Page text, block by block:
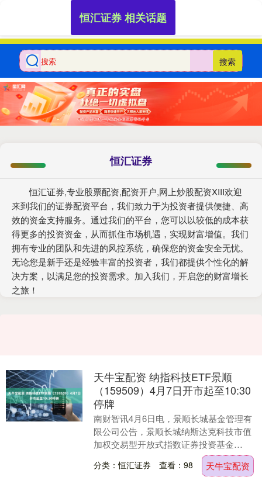
搜索
恒汇证券
恒汇证券,专业股票配资,配资开户,网上炒股配资XIII‌欢迎
来到我们的证券配资平台，我们致力于为投资者提供便捷、高
效的资金支持服务。通过我们的平台，您可以以较低的成本获
得更多的投资资金，从而抓住市场机遇，实现财富增值。我们
拥有专业的团队和先进的风控系统，确保您的资金安全无忧。
无论您是新手还是经验丰富的投资者，我们都提供个性化的解
决方案，以满足您的投资需求。加入我们，开启您的财富增长
之旅！
恒汇证券 相关话题
天牛宝配资 纳指科技ETF景顺
（159509）4月7日开市起至10:30
停牌
南财智讯4月6日电，景顺长城基金管理有
限公司公告，景顺长城纳斯达克科技市值
加权交易型开放式指数证券投资基金
（QDII）（场内简称：纳指科技ETF景
顺，基金代码：....
分类：恒汇证券 查看：98 天牛宝配资